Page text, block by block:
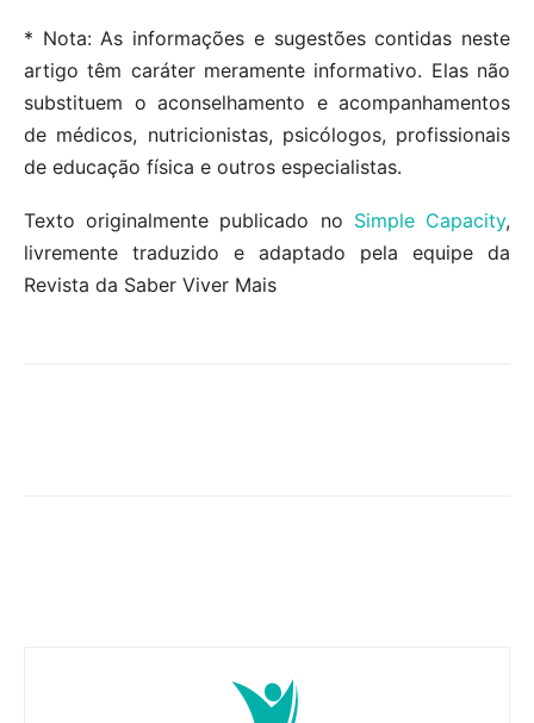
* Nota: As informações e sugestões contidas neste
artigo têm caráter meramente informativo. Elas não
substituem o aconselhamento e acompanhamentos
de médicos, nutricionistas, psicólogos, profissionais
de educação física e outros especialistas.
Texto originalmente publicado no Simple Capacity,
livremente traduzido e adaptado pela equipe da
Revista da Saber Viver Mais